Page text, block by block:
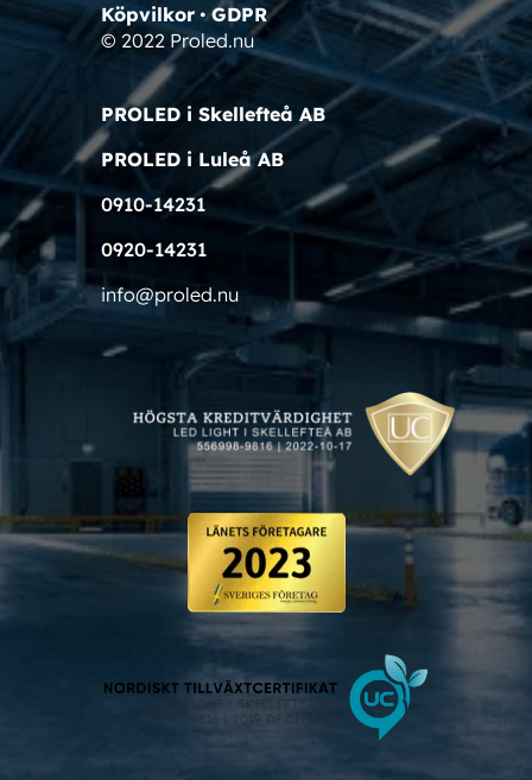
Köpvilkor•GDPR
© 2022 Proled.nu
PROLED i Skellefteå AB
PROLED i Luleå AB
0910-14231
0920-14231
info@proled.nu